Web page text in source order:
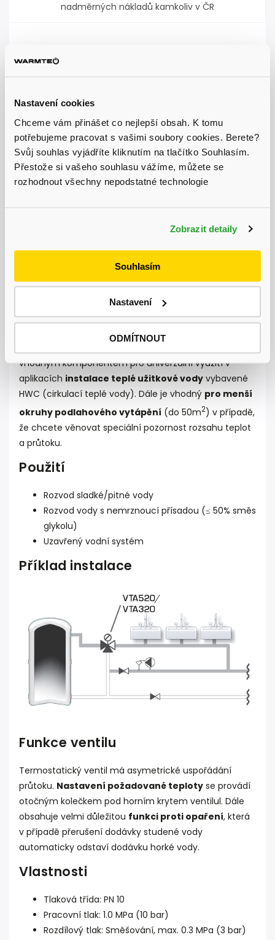
Nastavení cookies
Chceme vám přinášet co nejlepší obsah. K tomu
potřebujeme pracovat s vašimi soubory cookies. Berete?
Svůj souhlas vyjádříte kliknutím na tlačítko Souhlasím.
Přestože si vašeho souhlasu vážíme, můžete se
rozhodnout všechny nepodstatné technologie
Zobrazit detaily
Souhlasím
Nastavení
ODMÍTNOUT
nadměrných nákladů kamkoliv v ČR
Expresní doručení
do 48 hodin
Bezkonkureční ceny
Popis Diskuze
Detailní popis produktu
vhodným komponentem pro univerzální využití v
aplikacích instalace teplé užitkové vody vybavené
HWC (cirkulací teplé vody). Dále je vhodný pro menší
okruhy podlahového vytápění (do 50m2) v případě,
že chcete věnovat speciální pozornost rozsahu teplot
a průtoku.
Použití
Rozvod sladké/pitné vody
Rozvod vody s nemrznoucí přísadou (≤ 50% směs
glykolu)
Uzavřený vodní systém
Příklad instalace
Funkce ventilu
Termostatický ventil má asymetrické uspořádání
průtoku. Nastavení požadované teploty se provádí
otočným kolečkem pod horním krytem ventilul. Dále
obsahuje velmi důležitou funkci proti opaření, která
v případě přerušení dodávky studené vody
automaticky odstaví dodávku horké vody.
Vlastnosti
Tlaková třída: PN 10
Pracovní tlak: 1.0 MPa (10 bar)
Rozdílový tlak: Směšování, max. 0.3 MPa (3 bar)